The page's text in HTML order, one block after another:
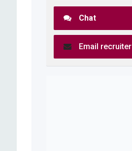
Chat
Email recruiter